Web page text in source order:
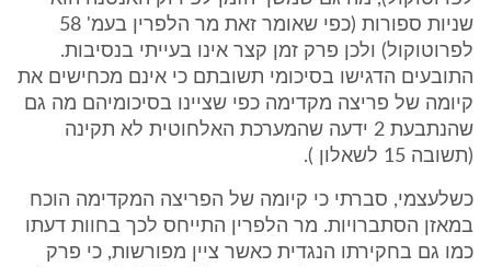
שניות ספורות (כפי שאומר זאת מר הלפרין בעמ' 58
לפרוטוקול) ולכן פרק זמן קצר אינו בעייתי בנסיבות.
התובעים הדגישו בסיכומי תשובתם כי אינם מכחישים את
קיומה של פריצה מקדימה כפי שציינו בסיכומיהם מה גם
שהנתבעת 2 ידעה שהמערכת האלחוטית לא תקינה
(תשובה 15 לשאלון ).
כשלעצמי, סברתי כי קיומה של הפריצה המקדימה הוכח
במאזן הסתברויות. מר הלפרין התייחס לכך בחוות דעתו
כמו גם בחקירתו הנגדית כאשר ציין מפורשות, כי פרק